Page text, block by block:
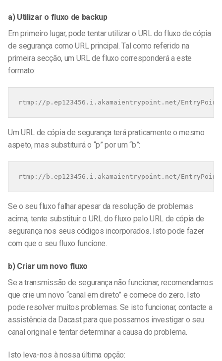
a) Utilizar o fluxo de backup
Em primeiro lugar, pode tentar utilizar o URL do fluxo de cópia
de segurança como URL principal. Tal como referido na
primeira secção, um URL de fluxo corresponderá a este
formato:
rtmp://p.ep123456.i.akamaientrypoint.net/EntryPoint
Um URL de cópia de segurança terá praticamente o mesmo
aspeto, mas substituirá o “p” por um “b”:
rtmp://b.ep123456.i.akamaientrypoint.net/EntryPoint
Se o seu fluxo falhar apesar da resolução de problemas
acima, tente substituir o URL do fluxo pelo URL de cópia de
segurança nos seus códigos incorporados. Isto pode fazer
com que o seu fluxo funcione.
b) Criar um novo fluxo
Se a transmissão de segurança não funcionar, recomendamos
que crie um novo “canal em direto” e comece do zero. Isto
pode resolver muitos problemas. Se isto funcionar, contacte a
assistência da Dacast para que possamos investigar o seu
canal original e tentar determinar a causa do problema.
Isto leva-nos à nossa última opção: